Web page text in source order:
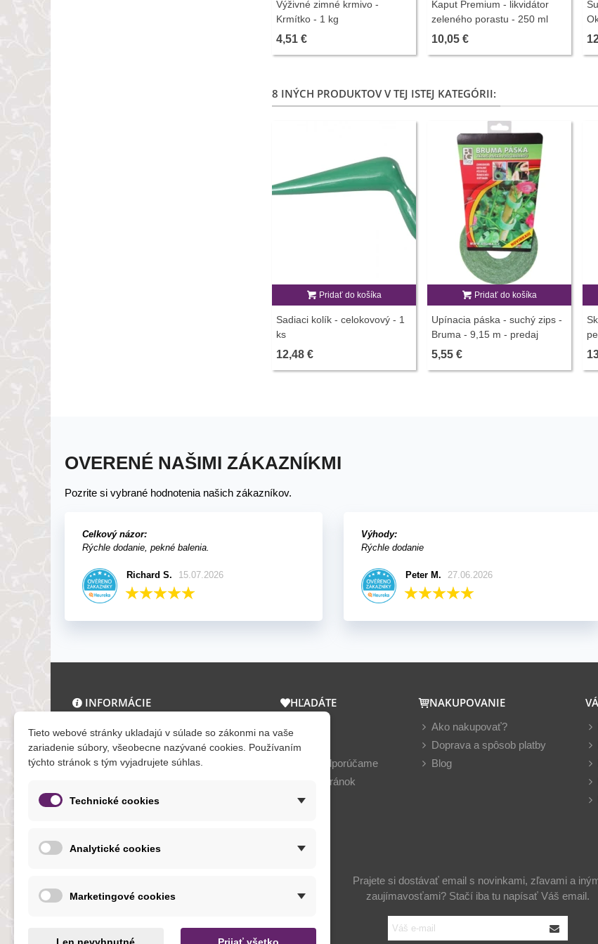
Výživné zimné krmivo -
Krmítko - 1 kg
4,51 €
Kaput Premium - likvidátor
zeleného porastu - 250 ml
10,05 €
8 INÝCH PRODUKTOV V TEJ ISTEJ KATEGÓRII:
Pridať do košíka
Sadiaci kolík - celokovový - 1
ks
12,48 €
Pridať do košíka
Upínacia páska - suchý zips -
Bruma - 9,15 m - predaj
pestovateľských potrieb - 1 ks
5,55 €
OVERENÉ NAŠIMI ZÁKAZNÍKMI
Pozrite si vybrané hodnotenia našich zákazníkov.
Celkový názor:
Rýchle dodanie, pekné balenia.
Richard S. 15.07.2026
Výhody:
Rýchle dodanie
Peter M. 27.06.2026
INFORMÁCIE
O nás a kontakt
Obchodné podmienky
Ochrana osobných údajov
Formuláre
HĽADÁTE
Novinky
Teraz odporúčame
Mapa stránok
NAKUPOVANIE
Ako nakupovať?
Doprava a spôsob platby
Blog
NOVINKY
Prajete si dostávať email s novinkami, zľavami a
zaujímavosťami? Stačí iba tu napísať Váš email.
Tieto webové stránky ukladajú v súlade so zákonmi na vaše
zariadenie súbory, všeobecne nazývané cookies. Používaním
týchto stránok s tým vyjadrujete súhlas.
Technické cookies
Analytické cookies
Marketingové cookies